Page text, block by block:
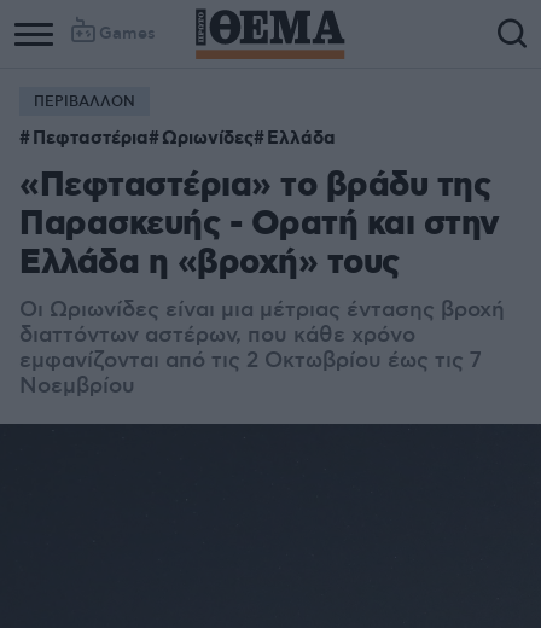
Games
ΠΕΡΙΒΑΛΛΟΝ
Πεφταστέρια Ωριωνίδες Ελλάδα
«Πεφταστέρια» το βράδυ της
Παρασκευής - Ορατή και στην
Ελλάδα η «βροχή» τους
Οι Ωριωνίδες είναι μια μέτριας έντασης βροχή
διαττόντων αστέρων, που κάθε χρόνο
εμφανίζονται από τις 2 Οκτωβρίου έως τις 7
Νοεμβρίου